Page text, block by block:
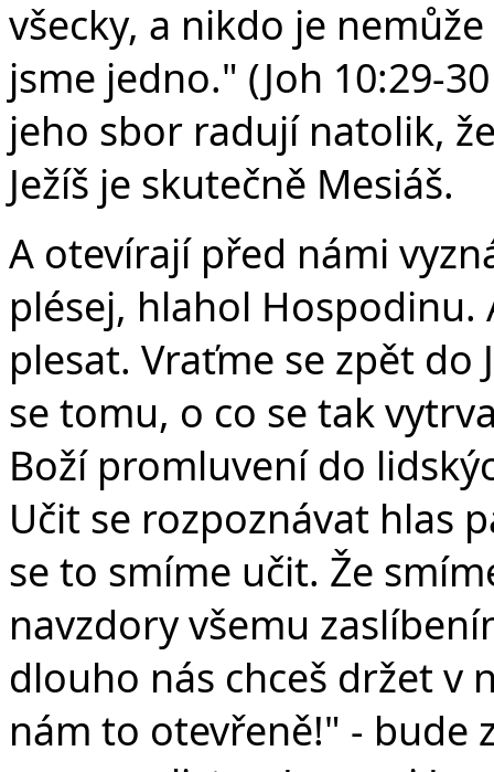
všecky, a nikdo je
jsme jedno." (Joh 10:29-
jeho sbor radují natolik,
Ježíš je skutečně Mesiáš.
A otevírají před námi
plésej, hlahol Hospodinu.
plesat. Vraťme se zpět do
se tomu, o co se tak
Boží promluvení do
Učit se rozpoznávat hlas
se to smíme učit. Že
navzdory všemu
dlouho nás chceš držet v
nám to otevřeně!" - bude